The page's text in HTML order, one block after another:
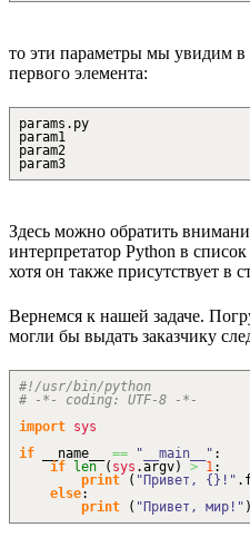
то эти параметры мы увидим в
первого элемента:
params.py
param1
param2
param3
Здесь можно обратить
интерпретатор Python в
хотя он также присутствует в
Вернемся к нашей задаче.
могли бы выдать заказчику
#!/usr/bin/python
# -*- coding: UTF-8 -*-
import sys
if __name__ == "__main__" :
if
len ( sys .argv) > 1:
print
( "Привет, {}!" .
else:
print
( "Привет, мир!" )